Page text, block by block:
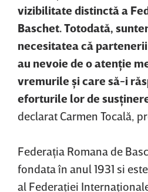
vizibilitate distinctă a
Baschet. Totodată,
necesitatea că
au nevoie de o atenţie
vremurile şi care să-i
eforturile lor de
declarat Carmen Tocală,
Federaţia Romana de
fondata în anul 1931 si
al Federaţiei